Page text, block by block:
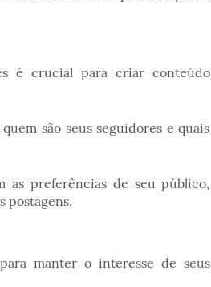
é crucial para criar conteúdo
são seus seguidores e quais
as preferências de seu público,
postagens.
manter o interesse de seus